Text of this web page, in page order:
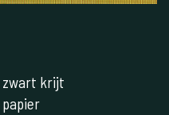
zwart krijt
papier